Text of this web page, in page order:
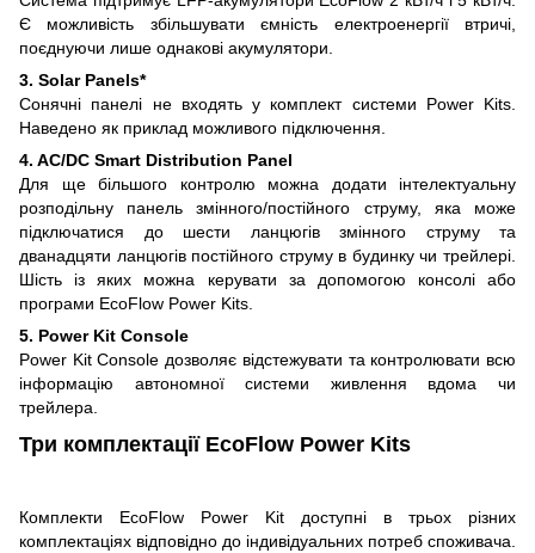
Є можливість збільшувати ємність електроенергії втричі,
поєднуючи лише однакові акумулятори.
3. Solar Panels*
Сонячні панелі не входять у комплект системи Power Kits.
Наведено як приклад можливого підключення.
4. AC/DC Smart Distribution Panel
Для ще більшого контролю можна додати інтелектуальну
розподільну панель змінного/постійного струму, яка може
підключатися до шести ланцюгів змінного струму та
дванадцяти ланцюгів постійного струму в будинку чи трейлері.
Шість із яких можна керувати за допомогою консолі або
програми EcoFlow Power Kits.
5. Power Kit Console
Power Kit Console дозволяє відстежувати та контролювати всю
інформацію автономної системи живлення вдома чи
трейлера.
Три комплектації EcoFlow Power Kits
Комплекти EcoFlow Power Kit доступні в трьох різних
комплектаціях відповідно до індивідуальних потреб споживача.